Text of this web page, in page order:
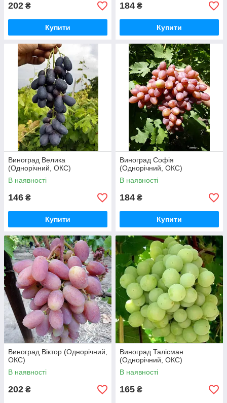
202 ₴
Купити
184 ₴
Купити
Виноград Велика
(Однорічний, ОКС)
В наявності
146 ₴
Купити
Виноград Софія
(Однорічний, ОКС)
В наявності
184 ₴
Купити
Виноград Віктор (Однорічний,
ОКС)
В наявності
202 ₴
Виноград Талісман
(Однорічний, ОКС)
В наявності
165 ₴